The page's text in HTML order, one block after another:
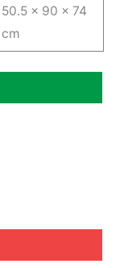
‎50.5 x 90 x 74
cm